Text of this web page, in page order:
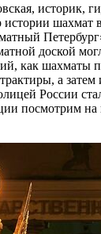
историк,
истории шахмат
доской
как шахматы
а
России
посмотрим